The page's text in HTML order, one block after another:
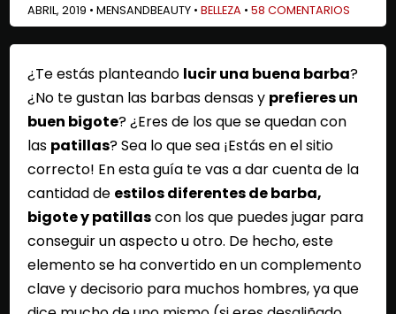
ABRIL, 2019 • MENSANDBEAUTY •BELLEZA •58 COMENTARIOS
¿Te estás planteando lucir una buena barba?
¿No te gustan las barbas densas y prefieres un
buen bigote? ¿Eres de los que se quedan con
las patillas? Sea lo que sea ¡Estás en el sitio
correcto! En esta guía te vas a dar cuenta de la
cantidad de estilos diferentes de barba,
bigote y patillascon los que puedes jugar para
conseguir un aspecto u otro. De hecho, este
elemento se ha convertido en un complemento
clave y decisorio para muchos hombres, ya que